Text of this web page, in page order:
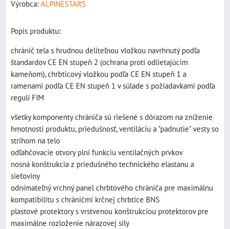
Výrobca: ALPINESTARS
Popis produktu:
chránič tela s hrudnou deliteľnou vložkou navrhnutý podľa
štandardov CE EN stupeň 2 (ochrana proti odlietajúcim
kameňom), chrbticový vložkou podľa CE EN stupeň 1 a
ramenami podľa CE EN stupeň 1 v súlade s požiadavkami podľa
regulí FIM
všetky komponenty chrániča sú riešené s dôrazom na zníženie
hmotnosti produktu, priedušnosť, ventiláciu a "padnutie" vesty so
strihom na telo
odľahčovacie otvory plní funkciu ventilačných prvkov
nosná konštrukcia z priedušného technického elastanu a
sieťoviny
odnímateľný vrchný panel chrbtového chrániča pre maximálnu
kompatibilitu s chráničmi krčnej chrbtice BNS
plastové protektory s vrstvenou konštrukciou protektorov pre
maximálne rozloženie nárazovej sily